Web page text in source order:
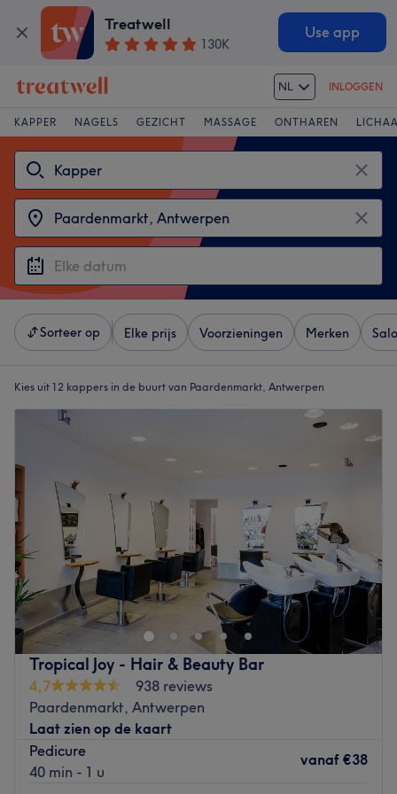
Treatwell
130K
Use app
NL INLOGGEN
KAPPER NAGELS GEZICHT MASSAGE ONTHAREN
Sorteer op Elke prijs Voorzieningen Merken
Kies uit 12 kappers in de buurt van Paardenmarkt, Antwerpen
Tropical Joy - Hair & Beauty Bar
4,7
938 reviews
Paardenmarkt, Antwerpen
Laat zien op de kaart
Pedicure
40 min - 1 u
vanaf €38